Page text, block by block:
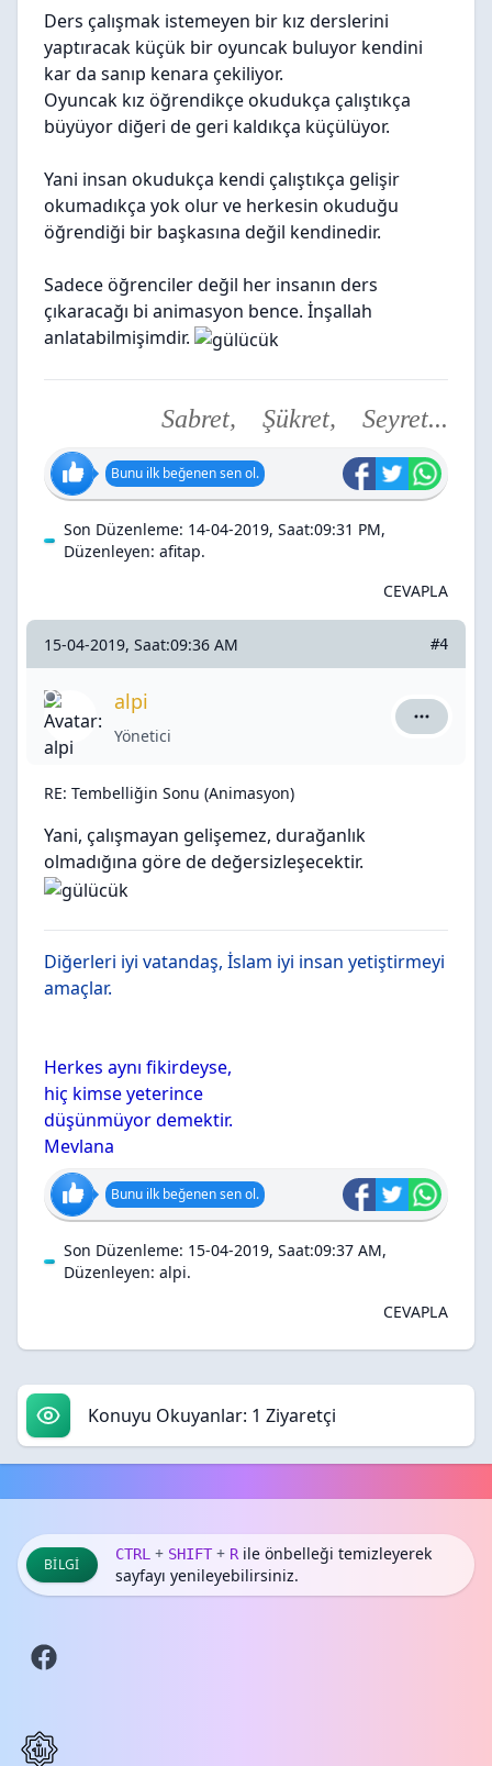
Ders çalışmak istemeyen bir kız derslerini
yaptıracak küçük bir oyuncak buluyor kendini
kar da sanıp kenara çekiliyor.
Oyuncak kız öğrendikçe okudukça çalıştıkça
büyüyor diğeri de geri kaldıkça küçülüyor.
Yani insan okudukça kendi çalıştıkça gelişir
okumadıkça yok olur ve herkesin okuduğu
öğrendiği bir başkasına değil kendinedir.
Sadece öğrenciler değil her insanın ders
çıkaracağı bi animasyon bence. İnşallah
anlatabilmişimdir.
Sabret, Şükret, Seyret...
Bunu ilk beğenen sen ol.
Son Düzenleme: 14-04-2019, Saat:09:31 PM,
Düzenleyen: afitap.
CEVAPLA
15-04-2019, Saat:09:36 AM #4
alpi
Yönetici alpi için
RE: Tembelliğin Sonu (Animasyon)
Yani, çalışmayan gelişemez, durağanlık
olmadığına göre de değersizleşecektir.
Diğerleri iyi vatandaş, İslam iyi insan yetiştirmeyi
amaçlar.
Herkes aynı fikirdeyse,
hiç kimse yeterince
düşünmüyor demektir.
Mevlana
Bunu ilk beğenen sen ol.
Son Düzenleme: 15-04-2019, Saat:09:37 AM,
Düzenleyen: alpi.
CEVAPLA
Konuyu Okuyanlar: 1 Ziyaretçi
BILGI
CTRL + SHIFT + Rile önbelleği temizleyerek
sayfayı yenileyebilirsiniz.